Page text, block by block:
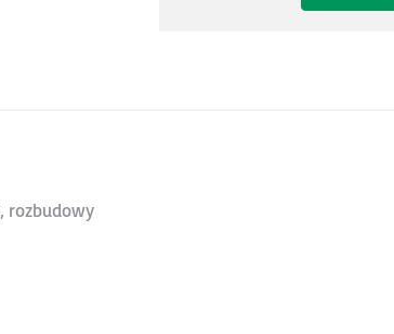
rozbudowy